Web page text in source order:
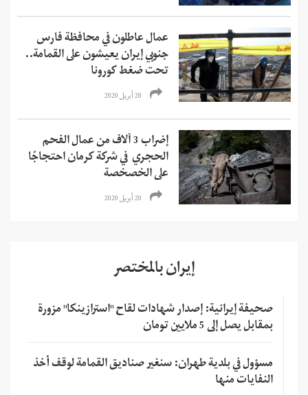
عمال عاطلون في محافظة فارس
جنوبي إيران يعيشون على القمامة..
تحت ضغط كورونا
28 أبريل 2020
إضراب 3 آلاف من عمال الفحم
الحجري في شركة كرمان احتجاجًا
على الخصخصة
20 أبريل 2020
إيران بالمختصر
صحيفة إيرانية: إصدار شهادات لقاح "استرازينكا" مزورة
بمقابل يصل إلى 5 ملايين تومان
مسؤول في بلدية طهران: سنغير صناديق القمامة لوقف أخذ
النفايات منها